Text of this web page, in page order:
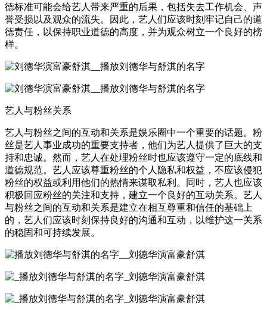
德标准可能会给艺人带来严重的后果，包括失去工作机会、声
誉受损以及观众的流失。因此，艺人们应该时刻牢记自己的道
德责任，以保持职业道德的高度，并为观众树立一个良好的榜
样。
艺人与粉丝关系
艺人与粉丝之间的互动和关系是娱乐圈中一个重要的话题。粉
丝是艺人事业成功的重要支持者，他们为艺人提供了巨大的支
持和忠诚。然而，艺人在处理粉丝时也应该遵守一定的底线和
道德规范。艺人应该尊重粉丝的个人隐私和权益，不应该侵犯
粉丝的权益或利用他们的热情来谋取私利。同时，艺人也应该
积极回应粉丝的关注和支持，建立一个良好的互动关系。艺人
与粉丝之间的互动和关系是建立在相互尊重和信任的基础上
的，艺人们应该时刻保持良好的沟通和互动，以维护这一关系
的稳固和可持续发展。